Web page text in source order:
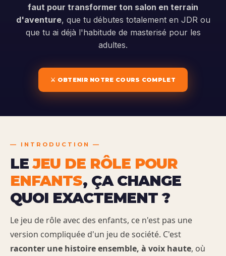
faut pour transformer ton salon en terrain
d'aventure, que tu débutes totalement en JDR ou
que tu ai déjà l'habitude de masterisé pour les
adultes.
⚔️ OBTENIR NOTRE COURS COMPLET
— INTRODUCTION —
LEJEU DE RÔLE POUR
ENFANTS, ÇA CHANGE
QUOI EXACTEMENT ?
Le jeu de rôle avec des enfants, ce n'est pas une
version compliquée d'un jeu de société. C'est
raconter une histoire ensemble, à voix haute, où